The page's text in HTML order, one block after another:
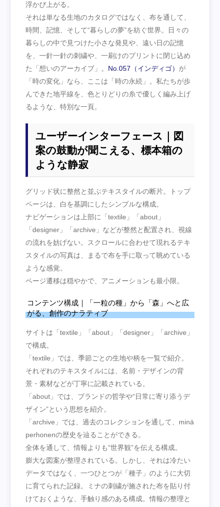
浮かび上がる。
それは単なる生地のカタログではなく、布を通して、
時間、記憶、そして“暮らしの夢”を紡ぐ世界。日々の
暮らしの中で見つけた小さな発見や、遠い日の記憶
を、一針一針の刺繍や、一刷けのプリントに閉じ込め
た「想いのアーカイブ」。 No.057（インディゴ） が
「時の変化」なら、ここは「時の永続」。私たちが歩
んできた地平線を、色とりどりの糸で優しく編み上げ
るような、特別な一頁。
ユーザーインターフェース｜図
案の鼓動が聞こえる、標本箱の
ような静寂
グリッド状に整然と並ぶテキスタイルの断片。トップ
ページは、白を基調にしたシンプルな構成。
ナビゲーションは上部に「textile」「about」
「designer」「archive」などが整然と配置され、視線
の流れを妨げない。スクロールに合わせて現れるテキ
スタイルの写真は、まるで布を手に取って眺めている
ような感覚。
ページ遷移は穏やかで、アニメーションも最小限。
コンテンツ構成｜「一粒の種」から「森」へと広
がる、創作のナラティブ
サイトは「textile」「about」「designer」「archive」
で構成。
「textile」では、季節ごとの生地や柄を一覧で紹介。
それぞれのテキスタイルには、名前・デザインの背
景・素材などが丁寧に記載されている。
「about」では、ブランドの哲学や“日常に寄り添うデ
ザイン”という思想を紹介。
「archive」では、過去のコレクションを通して、minä
perhonenの歴史を辿ることができる。
全体を通して、情報よりも“世界観”を伝える構成。
膨大な図案が整理されている。しかし、それは冷たい
データではなく、一つひとつが「種子」のように大切
に育てられた記録。ミナの刺繍が施された布を貼り付
けておくような、手触り感のある構成。情報の整理と